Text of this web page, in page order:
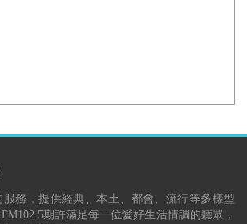
務，提供經典、本土、都會、流行等多樣型
期許滿足每一位愛好生活情調的聽眾，